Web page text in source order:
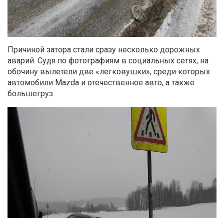
Причиной затора стали сразу несколько дорожных
аварий. Судя по фотографиям в социальных сетях, на
обочину вылетели две «легковушки», среди которых
автомобили Mazda и отечественное авто, а также
большегруз.